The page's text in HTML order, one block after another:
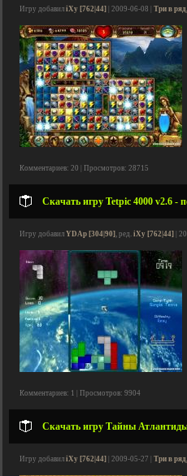
Игру добавил iXy [762|44] | 2009-06-08 | Три в
Комментариев: 20 | Просмотров: 28715
Скачать игру Tetpic 4000 v2.6 -
Игру добавил YDAp [304|90], ред. iXy [762|44] |
Комментариев: 1 | Просмотров: 9904
Скачать игру Тайны
Игру добавил iXy [762|44] | 2009-05-27 | Три в